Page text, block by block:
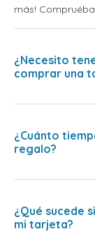
más!
¿Necesito
comprar una
¿Cuánto
regalo?
¿Qué sucede
mi tarjeta?